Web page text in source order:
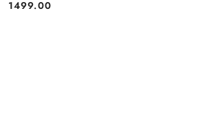
Cena:
1499.00